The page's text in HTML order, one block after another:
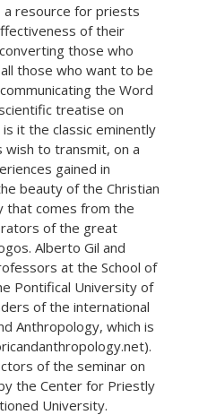
a resource for priests
of their
those who
those who want to be
the Word
treatise on
it the classic eminently
wish to transmit, on a
gained in
beauty of the Christian
that comes from the
of the great
and
at the School of
Pontifical University of
of the international
Anthropology, which is
of the seminar on
the Center for Priestly
University.